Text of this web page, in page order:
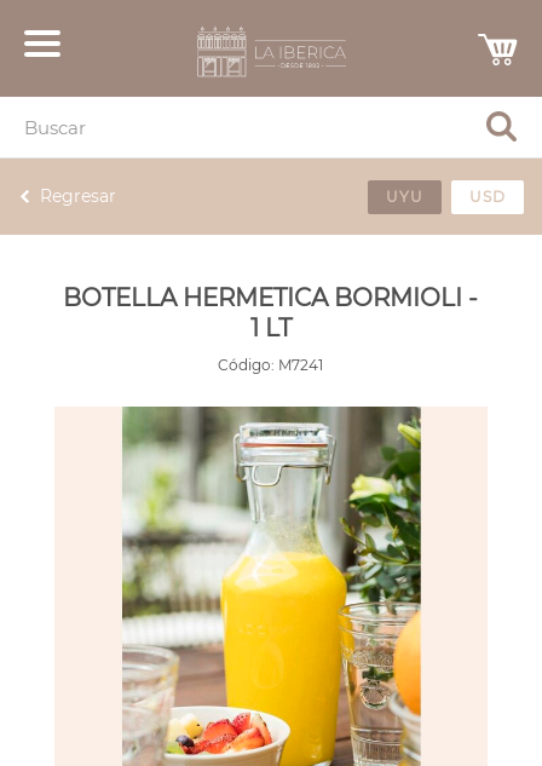
Regresar UYU USD
BOTELLA HERMETICA BORMIOLI -
1 LT
Código: M7241